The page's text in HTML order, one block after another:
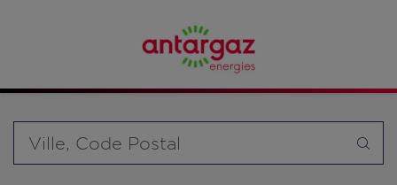
bouteille souhaité et le type de point de vente (revendeur /
distributeur automatique de bouteilles de gaz ou station GPL
carburant)